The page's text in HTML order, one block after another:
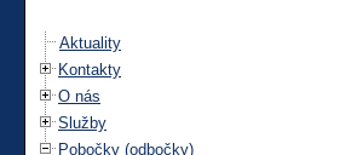
Aktuality
Kontakty
O nás
Služby
Pobočky (odbočky)